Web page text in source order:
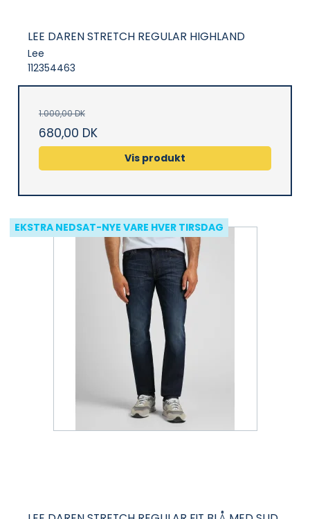
LEE DAREN STRETCH REGULAR HIGHLAND
Lee
112354463
1.000,00 DK
680,00 DK
Vis produkt
EKSTRA NEDSAT-NYE VARE HVER TIRSDAG